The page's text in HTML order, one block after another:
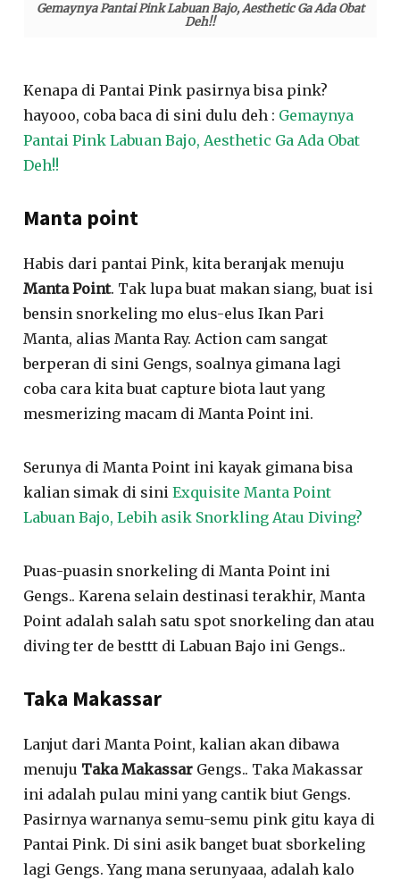
Gemaynya Pantai Pink Labuan Bajo, Aesthetic Ga Ada Obat
Deh!!
Kenapa di Pantai Pink pasirnya bisa pink?
hayooo, coba baca di sini dulu deh : Gemaynya
Pantai Pink Labuan Bajo, Aesthetic Ga Ada Obat
Deh!!
Manta point
Habis dari pantai Pink, kita beranjak menuju
Manta Point. Tak lupa buat makan siang, buat isi
bensin snorkeling mo elus-elus Ikan Pari
Manta, alias Manta Ray. Action cam sangat
berperan di sini Gengs, soalnya gimana lagi
coba cara kita buat capture biota laut yang
mesmerizing macam di Manta Point ini.
Serunya di Manta Point ini kayak gimana bisa
kalian simak di siniExquisite Manta Point
Labuan Bajo, Lebih asik Snorkling Atau Diving?
Puas-puasin snorkeling di Manta Point ini
Gengs.. Karena selain destinasi terakhir, Manta
Point adalah salah satu spot snorkeling dan atau
diving ter de besttt di Labuan Bajo ini Gengs..
Taka Makassar
Lanjut dari Manta Point, kalian akan dibawa
menuju Taka Makassar Gengs.. Taka Makassar
ini adalah pulau mini yang cantik biut Gengs.
Pasirnya warnanya semu-semu pink gitu kaya di
Pantai Pink. Di sini asik banget buat sborkeling
lagi Gengs. Yang mana serunyaaa, adalah kalo